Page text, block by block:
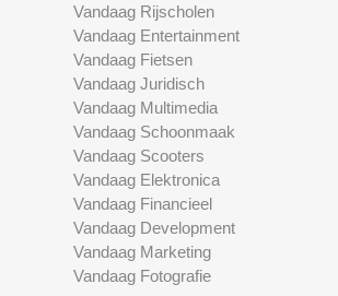
Vandaag Rijscholen
Vandaag Entertainment
Vandaag Fietsen
Vandaag Juridisch
Vandaag Multimedia
Vandaag Schoonmaak
Vandaag Scooters
Vandaag Elektronica
Vandaag Financieel
Vandaag Development
Vandaag Marketing
Vandaag Fotografie